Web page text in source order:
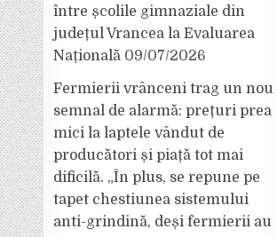
între școlile gimnaziale din
județul Vrancea la Evaluarea
Națională 09/07/2026
Fermierii vrânceni trag un nou
semnal de alarmă: prețuri prea
mici la laptele vândut de
producători și piață tot mai
dificilă. „În plus, se repune pe
tapet chestiunea sistemului
anti-grindină, deși fermierii au